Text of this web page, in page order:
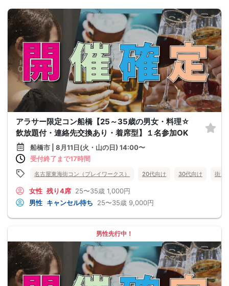
アラサー限定コン船橋【25～35歳の男女・料理☆
飲放題付・連絡先交換あり・着席型】１名参加OK
船橋市 | 8月11日(火・山の日) 14:00〜
受付終了まで17時間
名古屋東海街コン（プレイワークス） 20代向け 30代向け 街コ
女性 残り4席 25〜35歳 1,000円
男性 キャンセル待ち 25〜35歳 9,000円
男性先行中！